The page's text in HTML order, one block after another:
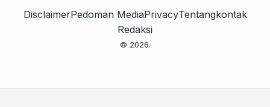
DisclaimerPedoman MediaPrivacyTentangkontak
Redaksi
© 2026.